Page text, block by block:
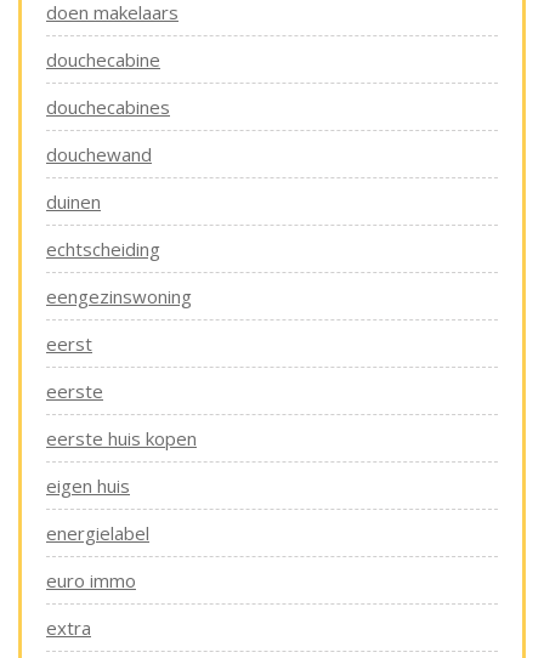
doen makelaars
douchecabine
douchecabines
douchewand
duinen
echtscheiding
eengezinswoning
eerst
eerste
eerste huis kopen
eigen huis
energielabel
euro immo
extra